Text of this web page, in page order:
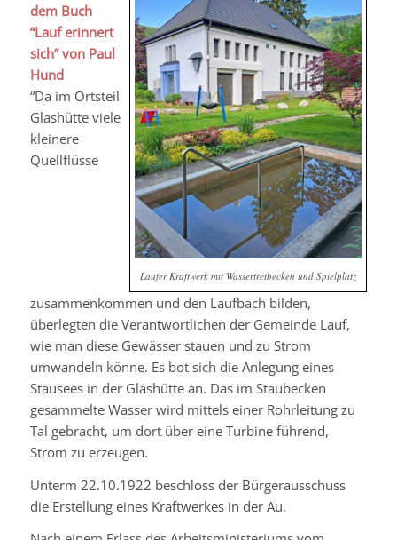
Laufer Kraftwerk mit Wassertretbecken und Spielplatz
dem Buch
“Lauf erinnert
sich” von Paul
Hund
“Da im Ortsteil
Glashütte viele
kleinere
Quellflüsse
zusammenkommen und den Laufbach bilden,
überlegten die Verantwortlichen der Gemeinde Lauf,
wie man diese Gewässer stauen und zu Strom
umwandeln könne. Es bot sich die Anlegung eines
Stausees in der Glashütte an. Das im Staubecken
gesammelte Wasser wird mittels einer Rohrleitung zu
Tal gebracht, um dort über eine Turbine führend,
Strom zu erzeugen.
Unterm 22.10.1922 beschloss der Bürgerausschuss
die Erstellung eines Kraftwerkes in der Au.